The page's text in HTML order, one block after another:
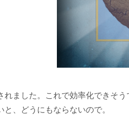
れました。これで効率化できそう
と、どうにもならないので。